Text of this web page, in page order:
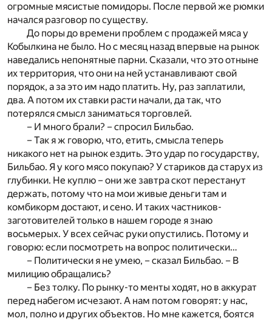
огромные мясистые помидоры. После первой же рюмки
начался разговор по существу.
До поры до времени проблем с продажей мяса у
Кобылкина не было. Но с месяц назад впервые на рынок
наведались непонятные парни. Сказали, что это отныне
их территория, что они на ней устанавливают свой
порядок, а за это им надо платить. Ну, раз заплатили,
два. А потом их ставки расти начали, да так, что
потерялся смысл заниматься торговлей.
– И много брали? – спросил Бильбао.
– Так я ж говорю, что, етить, смысла теперь
никакого нет на рынок ездить. Это удар по государству,
Бильбао. Я у кого мясо покупаю? У стариков да старух из
глубинки. Не куплю – они же завтра скот перестанут
держать, потому что на мои живые деньги там и
комбикорм достают, и сено. И таких частников-
заготовителей только в нашем городе я знаю
восьмерых. У всех сейчас руки опустились. Потому и
говорю: если посмотреть на вопрос политически…
– Политически я не умею, – сказал Бильбао. – В
милицию обращались?
– Без толку. По рынку-то менты ходят, но в аккурат
перед набегом исчезают. А нам потом говорят: у нас,
мол, полно и других объектов. Но мне кажется, боятся